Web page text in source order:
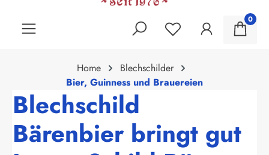
0
Home
Blechschilder
Bier, Guinness und Brauereien
Blechschild
Bärenbier bringt gut